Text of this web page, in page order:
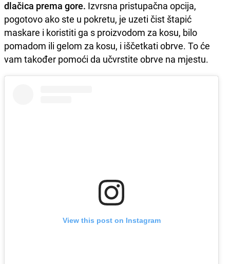
dlačica prema gore. Izvrsna pristupačna opcija,
pogotovo ako ste u pokretu, je uzeti čist štapić
maskare i koristiti ga s proizvodom za kosu, bilo
pomadom ili gelom za kosu, i iščetkati obrve. To će
vam također pomoći da učvrstite obrve na mjestu.
View this post on Instagram